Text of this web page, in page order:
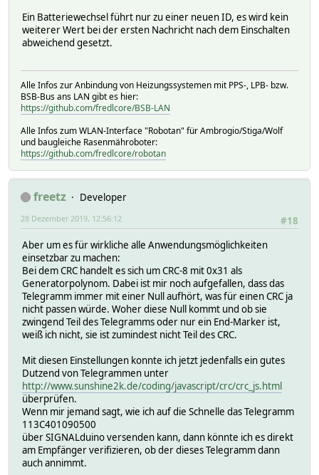
Ein Batteriewechsel führt nur zu einer neuen ID, es wird kein
weiterer Wert bei der ersten Nachricht nach dem Einschalten
abweichend gesetzt.
Alle Infos zur Anbindung von Heizungssystemen mit PPS-, LPB- bzw.
BSB-Bus ans LAN gibt es hier:
https://github.com/fredlcore/BSB-LAN
Alle Infos zum WLAN-Interface "Robotan" für Ambrogio/Stiga/Wolf
und baugleiche Rasenmähroboter:
https://github.com/fredlcore/robotan
freetz
Developer
#18
28 Dezember 2019, 12:56:12
Aber um es für wirkliche alle Anwendungsmöglichkeiten
einsetzbar zu machen:
Bei dem CRC handelt es sich um CRC-8 mit 0x31 als
Generatorpolynom. Dabei ist mir noch aufgefallen, dass das
Telegramm immer mit einer Null aufhört, was für einen CRC ja
nicht passen würde. Woher diese Null kommt und ob sie
zwingend Teil des Telegramms oder nur ein End-Marker ist,
weiß ich nicht, sie ist zumindest nicht Teil des CRC.
Mit diesen Einstellungen konnte ich jetzt jedenfalls ein gutes
Dutzend von Telegrammen unter
http://www.sunshine2k.de/coding/javascript/crc/crc_js.html
überprüfen.
Wenn mir jemand sagt, wie ich auf die Schnelle das Telegramm
113C401090500
über SIGNALduino versenden kann, dann könnte ich es direkt
am Empfänger verifizieren, ob der dieses Telegramm dann
auch annimmt.